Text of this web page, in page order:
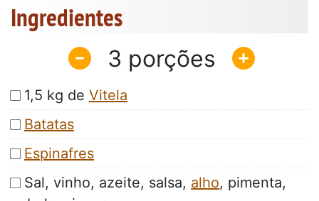
Ingredientes
3
1,5 kg de Vitela
Batatas
Espinafres
Sal, vinho, azeite, salsa, alho, pimenta,